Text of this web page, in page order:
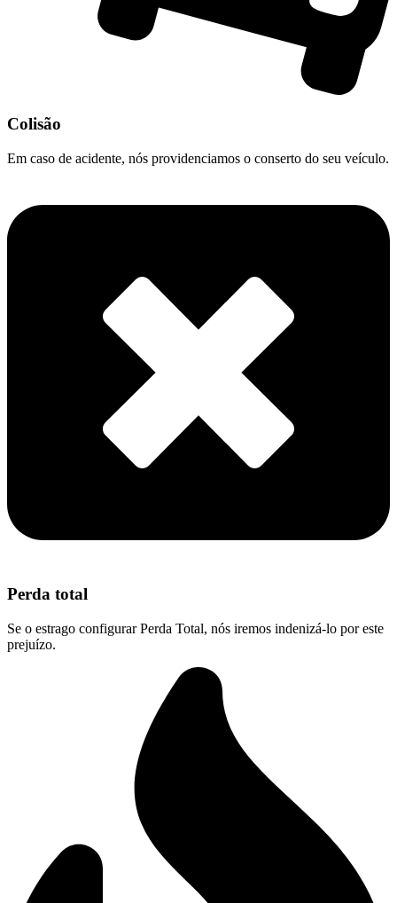
Colisão
Em caso de acidente, nós providenciamos o conserto do seu veículo.
Perda total
Se o estrago configurar Perda Total, nós iremos indenizá-lo por este
prejuízo.